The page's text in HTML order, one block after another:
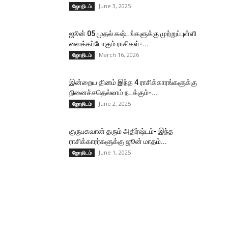
ஜோதிடம் June 3, 2025
ஜூன் 05 முதல் கஷ்டங்களுக்கு முற்றுப்புள்ளி
வைக்கப்போகும் ராசிகள்-...
ஜோதிடம் March 16, 2026
இன்றைய தினம் இந்த 4 ராசிக்காரங்களுக்கு
நினைச்சதெல்லாம் நடக்கும்-...
ஜோதிடம் June 2, 2025
குருபகவான் தரும் அதிர்ஷ்டம்- இந்த
ராசிக்காரர்களுக்கு ஜூன் மாதம்...
ஜோதிடம் June 1, 2025